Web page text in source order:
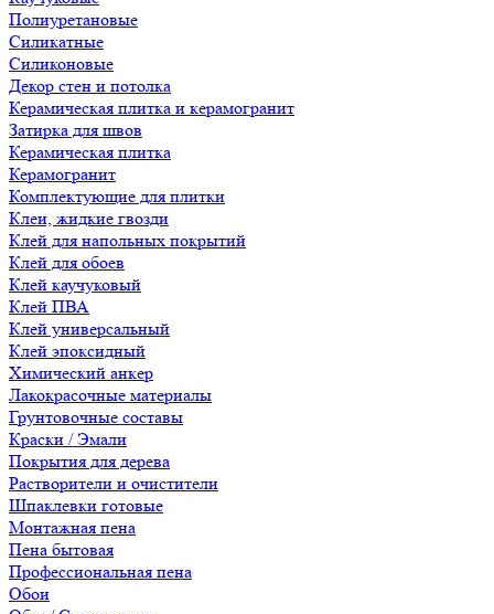
Полиуретановые
Силикатные
Силиконовые
Декор стен и потолка
Керамическая плитка и керамогранит
Затирка для швов
Керамическая плитка
Керамогранит
Комплектующие для плитки
Клеи, жидкие гвозди
Клей для напольных покрытий
Клей для обоев
Клей каучуковый
Клей ПВА
Клей универсальный
Клей эпоксидный
Химический анкер
Лакокрасочные материалы
Грунтовочные составы
Краски / Эмали
Покрытия для дерева
Растворители и очистители
Шпаклевки готовые
Монтажная пена
Пена бытовая
Профессиональная пена
Обои